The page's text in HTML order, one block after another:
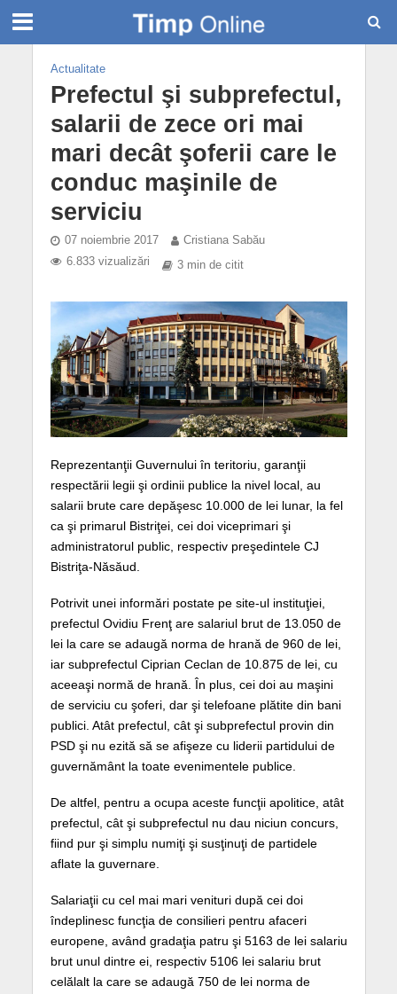
Actualitate
Prefectul şi subprefectul,
salarii de zece ori mai
mari decât şoferii care le
conduc maşinile de
serviciu
07 noiembrie 2017
Cristiana Sabău
6.833 vizualizări
3 min de citit
Reprezentanţii Guvernului în teritoriu, garanţii
respectării legii şi ordinii publice la nivel local, au
salarii brute care depăşesc 10.000 de lei lunar, la fel
ca şi primarul Bistriţei, cei doi viceprimari şi
administratorul public, respectiv preşedintele CJ
Bistriţa-Năsăud.
Potrivit unei informări postate pe site-ul instituţiei,
prefectul Ovidiu Frenţ are salariul brut de 13.050 de
lei la care se adaugă norma de hrană de 960 de lei,
iar subprefectul Ciprian Ceclan de 10.875 de lei, cu
aceeaşi normă de hrană. În plus, cei doi au maşini
de serviciu cu şoferi, dar şi telefoane plătite din bani
publici. Atât prefectul, cât şi subprefectul provin din
PSD şi nu ezită să se afişeze cu liderii partidului de
guvernământ la toate evenimentele publice.
De altfel, pentru a ocupa aceste funcţii apolitice, atât
prefectul, cât şi subprefectul nu dau niciun concurs,
fiind pur şi simplu numiţi şi susţinuţi de partidele
aflate la guvernare.
Salariaţii cu cel mai mari venituri după cei doi
îndeplinesc funcţia de consilieri pentru afaceri
europene, având gradaţia patru şi 5163 de lei salariu
brut unul dintre ei, respectiv 5106 lei salariu brut
celălalt la care se adaugă 750 de lei norma de